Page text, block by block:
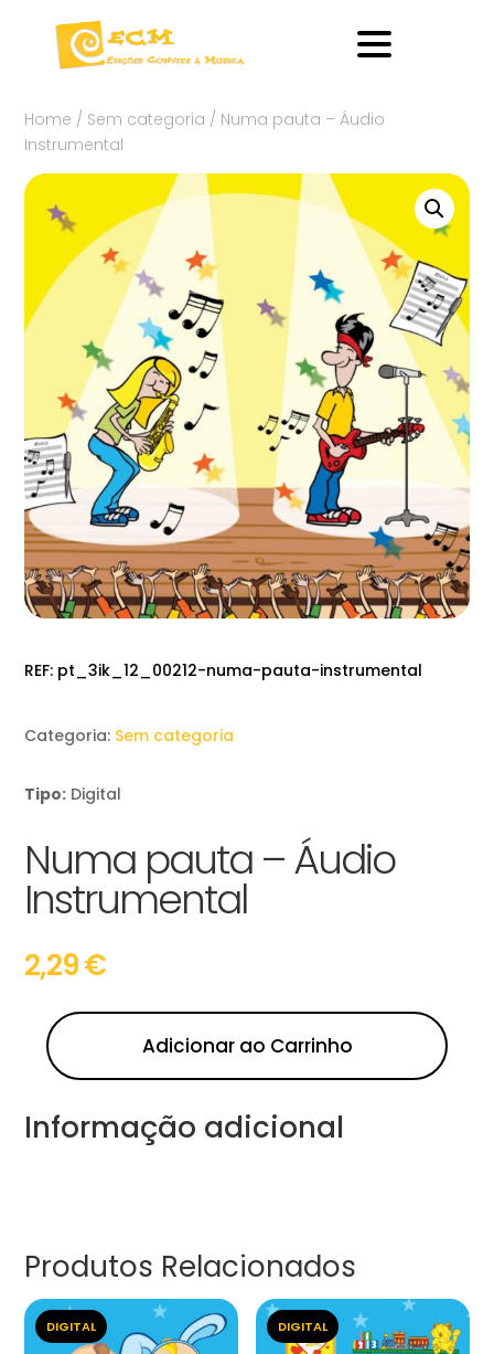
Home / Sem categoria / Numa pauta – Áudio
Instrumental
REF: pt_3ik_12_00212-numa-pauta-instrumental
Categoria: Sem categoria
Tipo: Digital
Numa pauta – Áudio
Instrumental
2,29€
Adicionar ao Carrinho
Informação adicional
Produtos Relacionados
DIGITAL DIGITAL